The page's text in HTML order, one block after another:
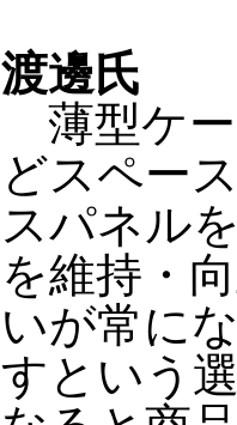
渡邊氏
薄型ケー
どスペー
スパネル
を維持・
いが常に
すという